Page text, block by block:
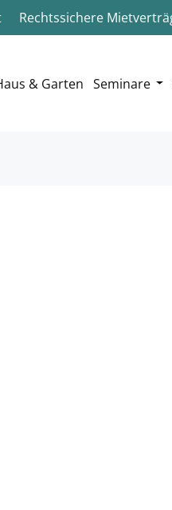
Rechtssichere
& Garten Seminare